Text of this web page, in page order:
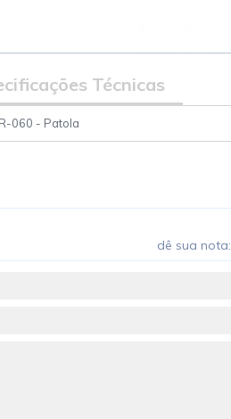
060 - Patola
Técnicas
dê sua nota: